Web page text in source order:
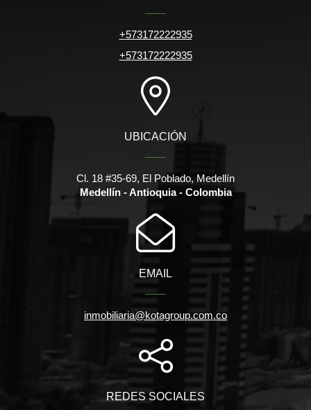
+573172222935
+573172222935
UBICACIÓN
Cl. 18 #35-69, El Poblado, Medellín
Medellín - Antioquia - Colombia
EMAIL
inmobiliaria@kotagroup.com.co
REDES SOCIALES